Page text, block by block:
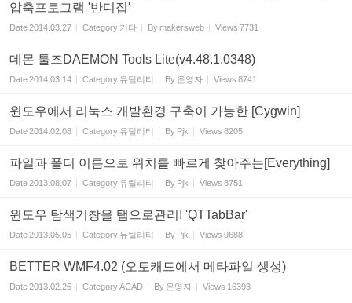
압축프로그램 '반디집'
Date2014.03.27 Category 기타 Bymakersweb Views 7731
데몬 툴즈DAEMON Tools Lite(v4.48.1.0348)
Date2014.03.14 Category 유틸리티 By 운영자 Views 8741
윈도우에서 리눅스 개발환경 구축이 가능한 [Cygwin]
Date2014.02.08 Category 유틸리티 By Pjk Views 8205
파일과 폴더 이름으로 위치를 빠르게 찾아주는[Everything]
Date2013.08.07 Category 유틸리티 By Pjk Views 8751
윈도우 탐색기창을 탭으로관리! 'QTTabBar'
Date2013.05.05 Category 유틸리티 By Pjk Views 9688
BETTER WMF4.02 (오토캐드에서 메타파일 생성)
Date2013.02.26 CategoryACAD By 운영자 Views 16393